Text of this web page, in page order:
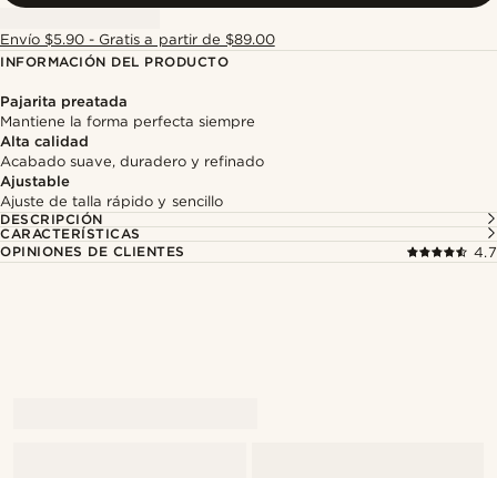
Envío $5.90 - Gratis a partir de $89.00
INFORMACIÓN DEL PRODUCTO
Pajarita preatada
Mantiene la forma perfecta siempre
Alta calidad
Acabado suave, duradero y refinado
Ajustable
Ajuste de talla rápido y sencillo
DESCRIPCIÓN
CARACTERÍSTICAS
OPINIONES DE CLIENTES
4.7